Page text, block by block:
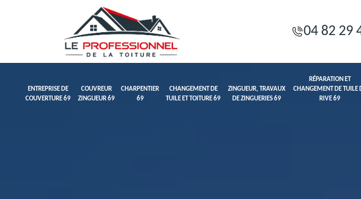
04 82 29
ENTREPRISE DE
COUVERTURE 69
COUVREUR
ZINGUEUR 69
CHARPENTIER
69
CHANGEMENT DE
TUILE ET TOITURE 69
ZINGUEUR, TRAVAUX
DE ZINGUERIES 69
RÉPARATION ET
CHANGEMENT DE TUILE
RIVE 69